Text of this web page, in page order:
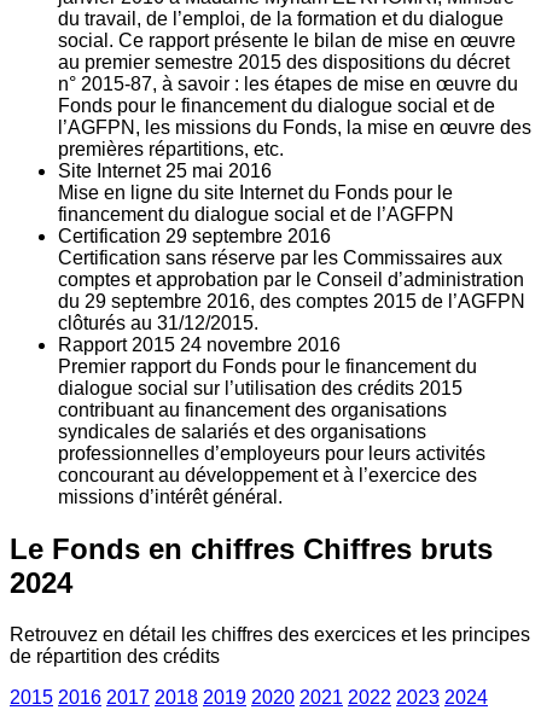
du travail, de l’emploi, de la formation et du dialogue
social. Ce rapport présente le bilan de mise en œuvre
au premier semestre 2015 des dispositions du décret
n° 2015-87, à savoir : les étapes de mise en œuvre du
Fonds pour le financement du dialogue social et de
l’AGFPN, les missions du Fonds, la mise en œuvre des
premières répartitions, etc.
Site Internet 25 mai 2016
Mise en ligne du site Internet du Fonds pour le
financement du dialogue social et de l’AGFPN
Certification 29 septembre 2016
Certification sans réserve par les Commissaires aux
comptes et approbation par le Conseil d’administration
du 29 septembre 2016, des comptes 2015 de l’AGFPN
clôturés au 31/12/2015.
Rapport 2015 24 novembre 2016
Premier rapport du Fonds pour le financement du
dialogue social sur l’utilisation des crédits 2015
contribuant au financement des organisations
syndicales de salariés et des organisations
professionnelles d’employeurs pour leurs activités
concourant au développement et à l’exercice des
missions d’intérêt général.
Le Fonds en chiffres Chiffres bruts
2024
Retrouvez en détail les chiffres des exercices et les principes
de répartition des crédits
2015 2016 2017 2018 2019 2020 2021 2022 2023 2024